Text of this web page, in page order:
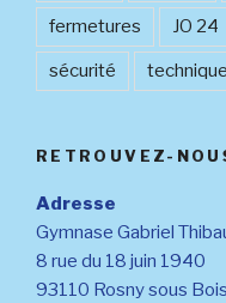
fermetures JO 24
sécurité technique
RETROUVEZ-
Adresse
Gymnase Gabriel
8 rue du 18 juin 1940
93110 Rosny sous Bois